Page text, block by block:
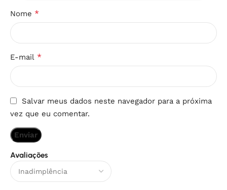
Avaliações
Nome *
E-mail *
Salvar meus dados neste navegador para a próxima
vez que eu comentar.